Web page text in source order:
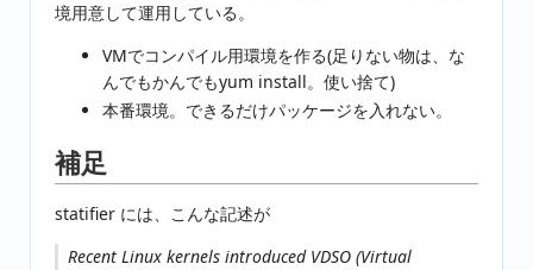
境用意して運用している。
VMでコンパイル用環境を作る(足りない物は、な
んでもかんでもyum install。使い捨て)
本番環境。できるだけパッケージを入れない。
補足
statifier には、こんな記述が
Recent Linux kernels introduced VDSO (Virtual